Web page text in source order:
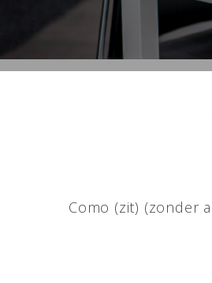
Como (zit) (zonder